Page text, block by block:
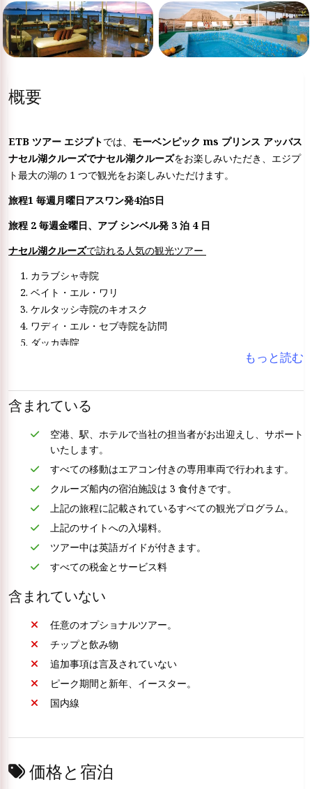
概要
ETB ツアー エジプトでは、 モーベンピック ms プリンス アッバス
ナセル湖クルーズでナセル湖クルーズをお楽しみいただき、エジプ
ト最大の湖の 1 つで観光をお楽しみいただけます。
旅程1 毎週月曜日アスワン発4泊5日
旅程 2 毎週金曜日、アブ シンベル発 3 泊 4 日
ナセル湖クルーズで訪れる人気の観光ツアー
カラブシャ寺院
ベイト・エル・ワリ
ケルタッシ寺院のキオスク
ワディ・エル・セブ寺院を訪問
ダッカ寺院
デアとペナットの墓
サンデッキからのカスル・イブリムの眺め
アブ・シンベル神殿
もっと読む
含まれている
空港、駅、ホテルで当社の担当者がお出迎えし、サポート
いたします。
すべての移動はエアコン付きの専用車両で行われます。
クルーズ船内の宿泊施設は 3 食付きです。
上記の旅程に記載されているすべての観光プログラム。
上記のサイトへの入場料。
ツアー中は英語ガイドが付きます。
すべての税金とサービス料
含まれていない
任意のオプショナルツアー。
チップと飲み物
追加事項は言及されていない
ピーク期間と新年、イースター。
国内線
価格と宿泊